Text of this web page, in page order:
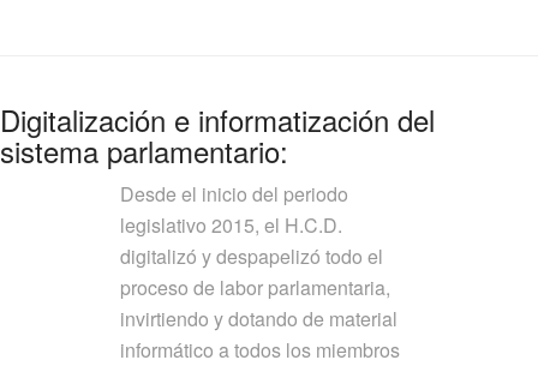
Digitalización e informatización del
sistema parlamentario:
Desde el inicio del periodo
legislativo 2015, el H.C.D.
digitalizó y despapelizó todo el
proceso de labor parlamentaria,
invirtiendo y dotando de material
informático a todos los miembros